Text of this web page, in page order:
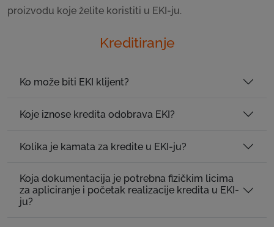
proizvodu koje želite koristiti u EKI-ju.
Kreditiranje
Ko može biti EKI klijent?
Koje iznose kredita odobrava EKI?
Kolika je kamata za kredite u EKI-ju?
Koja dokumentacija je potrebna fizičkim licima
za apliciranje i početak realizacije kredita u EKI-
ju?